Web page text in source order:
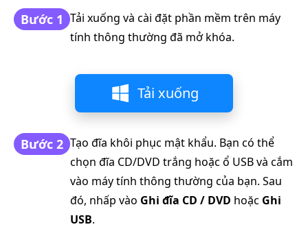
Bước 1 Tải xuống và cài đặt phần mềm trên máy
tính thông thường đã mở khóa.
Tải xuống
Bước 2 Tạo đĩa khôi phục mật khẩu. Bạn có thể
chọn đĩa CD/DVD trắng hoặc ổ USB và cắm
vào máy tính thông thường của bạn. Sau
đó, nhấp vào Ghi đĩa CD / DVD hoặc Ghi
USB.